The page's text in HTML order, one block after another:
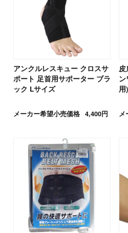
アンクルレスキュー クロスサ
ポート 足首用サポーター ブラ
ック Lサイズ
メーカー希望小売価格 4,400円
皮
メ